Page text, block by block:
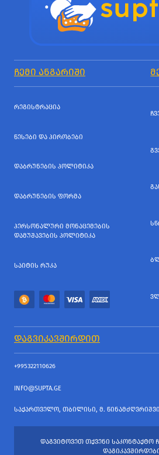
ᲩᲔᲛᲘ ᲐᲜᲒᲐᲠᲘᲨᲘ
ᲠᲔᲒᲘᲡᲢᲠᲐᲪᲘᲐ
ᲬᲔᲡᲔᲑᲘ ᲓᲐ ᲞᲘᲠᲝᲑᲔᲑᲘ
ᲓᲐᲑᲠᲣᲜᲔᲑᲘᲡ ᲞᲝᲚᲘᲢᲘᲙᲐ
ᲓᲐᲑᲠᲣᲜᲔᲑᲘᲡ ᲤᲝᲠᲛᲐ
ᲞᲔᲠᲡᲝᲜᲐᲚᲣᲠᲘ ᲛᲝᲜᲐᲪᲔᲛᲔᲑᲘᲡ
ᲓᲐᲛᲣᲨᲐᲕᲔᲑᲘᲡ ᲞᲝᲚᲘᲢᲘᲙᲐ
ᲡᲐᲘᲢᲘᲡ ᲠᲣᲙᲐ
ᲓᲐᲒᲕᲘᲙᲐᲕᲨᲘᲠᲓᲘᲗ
+995322110626
INFO@SUPTA.GE
ᲡᲐᲥᲐᲠᲗᲕᲔᲚᲝ, ᲗᲑᲘᲚᲘᲡᲘ, Მ.
ᲓᲐᲒᲕᲘᲢᲝᲕᲔᲗ ᲗᲥᲕᲔᲜᲘ ᲡᲐᲙᲝᲜᲢᲐᲥᲢᲝ